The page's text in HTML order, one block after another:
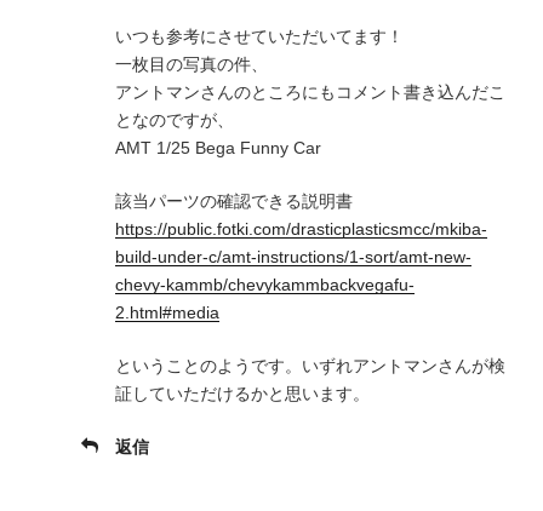
いつも参考にさせていただいてます！
一枚目の写真の件、
アントマンさんのところにもコメント書き込んだこ
となのですが、
AMT 1/25 Bega Funny Car
該当パーツの確認できる説明書
https://public.fotki.com/drasticplasticsmcc/mkiba-
build-under-c/amt-instructions/1-sort/amt-new-
chevy-kammb/chevykammbackvegafu-
2.html#media
ということのようです。いずれアントマンさんが検
証していただけるかと思います。
返信